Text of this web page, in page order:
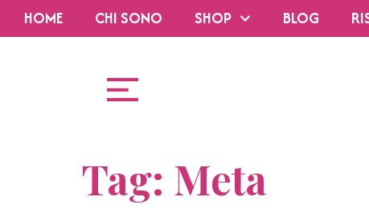
HOME CHI SONO SHOP BLOG
Tag: Meta